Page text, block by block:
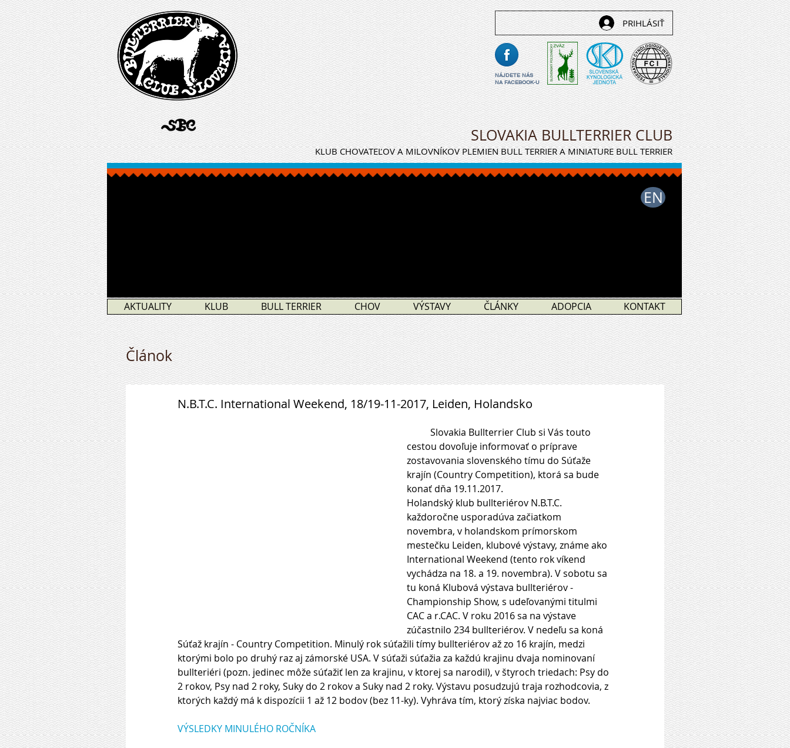
EN
PRIHLÁSIŤ
NÁJDETE NÁS
NA FACEBOOK-U
SLOVAKIA BULLTERRIER CLUB
KLUB CHOVATEĽOV A MILOVNÍKOV PLEMIEN BULL TERRIER A MINIATURE BULL TERRIER
AKTUALITY KLUB BULL TERRIER CHOV VÝSTAVY ČLÁNKY ADOPCIA KONTAKT
Článok
N.B.T.C. International Weekend, 18/19-11-2017, Leiden, Holandsko
cestou dovoľuje informovať o príprave
zostavovania slovenského tímu do Súťaže
krajín (Country Competition), ktorá sa bude
konať dňa 19.11.2017.
Holandský klub bullteriérov N.B.T.C.
každoročne usporadúva začiatkom
novembra, v holandskom prímorskom
mestečku Leiden, klubové výstavy, známe ako
International Weekend (tento rok víkend
vychádza na 18. a 19. novembra). V sobotu sa
tu koná Klubová výstava bullteriérov -
Championship Show, s udeľovanými titulmi
CAC a r.CAC. V roku 2016 sa na výstave
zúčastnilo 234 bullteriérov. V nedeľu sa koná
Súťaž krajín - Country Competition. Minulý rok súťažili tímy bullteriérov až zo 16 krajín, medzi
ktorými bolo po druhý raz aj zámorské USA. V súťaži súťažia za každú krajinu dvaja nominovaní
bullteriéri (pozn. jedinec môže súťažiť len za krajinu, v ktorej sa narodil), v štyroch triedach: Psy do
2 rokov, Psy nad 2 roky, Suky do 2 rokov a Suky nad 2 roky. Výstavu posudzujú traja rozhodcovia, z
ktorých každý má k dispozícii 1 až 12 bodov (bez 11-ky). Vyhráva tím, ktorý získa najviac bodov.
VÝSLEDKY MINULÉHO ROČNÍKA